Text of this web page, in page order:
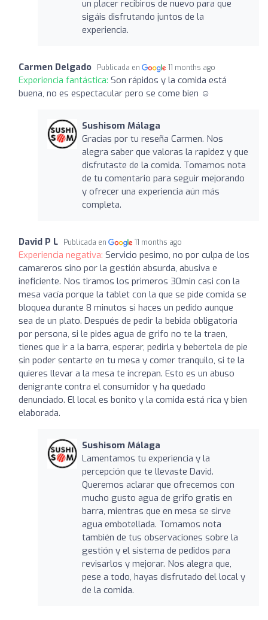
un placer recibiros de nuevo para que
sigáis disfrutando juntos de la
experiencia.
Carmen Delgado Publicada en 11 months ago
Experiencia fantástica: Son rápidos y la comida está
buena, no es espectacular pero se come bien ☺️
Sushisom Málaga
Gracias por tu reseña Carmen. Nos
alegra saber que valoras la rapidez y que
disfrutaste de la comida. Tomamos nota
de tu comentario para seguir mejorando
y ofrecer una experiencia aún más
completa.
David P L Publicada en 11 months ago
Experiencia negativa: Servicio pesimo, no por culpa de los
camareros sino por la gestión absurda, abusiva e
ineficiente. Nos tiramos los primeros 30min casi con la
mesa vacía porque la tablet con la que se pide comida se
bloquea durante 8 minutos si haces un pedido aunque
sea de un plato. Después de pedir la bebida obligatoria
por persona, si le pides agua de grifo no te la traen,
tienes que ir a la barra, esperar, pedirla y bebertela de pie
sin poder sentarte en tu mesa y comer tranquilo, si te la
quieres llevar a la mesa te increpan. Esto es un abuso
denigrante contra el consumidor y ha quedado
denunciado. El local es bonito y la comida está rica y bien
elaborada.
Sushisom Málaga
Lamentamos tu experiencia y la
percepción que te llevaste David.
Queremos aclarar que ofrecemos con
mucho gusto agua de grifo gratis en
barra, mientras que en mesa se sirve
agua embotellada. Tomamos nota
también de tus observaciones sobre la
gestión y el sistema de pedidos para
revisarlos y mejorar. Nos alegra que,
pese a todo, hayas disfrutado del local y
de la comida.